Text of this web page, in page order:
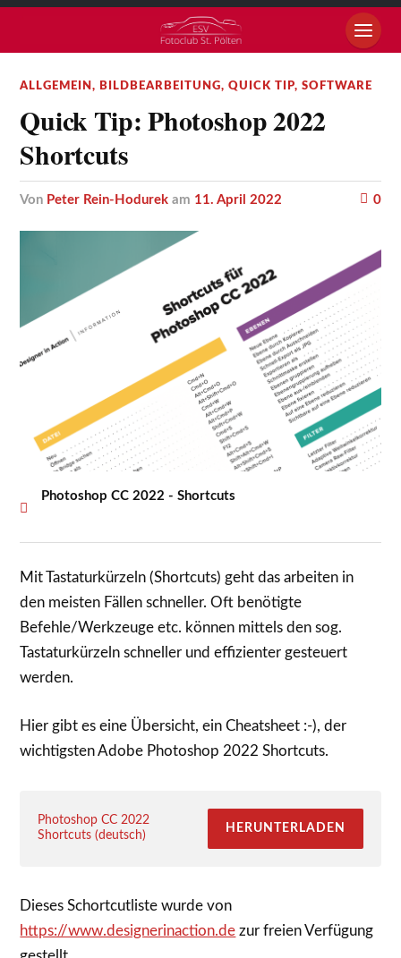
ALLGEMEIN, BILDBEARBEITUNG,QUICK TIP,SOFTWARE
Quick Tip: Photoshop 2022
Shortcuts
von Peter Rein-Hodurek am 11. April 2022 0
Photoshop CC 2022 - Shortcuts
Mit Tastaturkürzeln (Shortcuts) geht das arbeiten in
den meisten Fällen schneller. Oft benötigte
Befehle/Werkzeuge etc. können mittels den sog.
Tastaturkürzeln schneller und effizienter gesteuert
werden.
Hier gibt es eine Übersicht, ein Cheatsheet :-), der
wichtigsten Adobe Photoshop 2022 Shortcuts.
Photoshop CC 2022
Shortcuts (deutsch)
HERUNTERLADEN
Dieses Schortcutliste wurde von
https://www.designerinaction.de zur freien Verfügung